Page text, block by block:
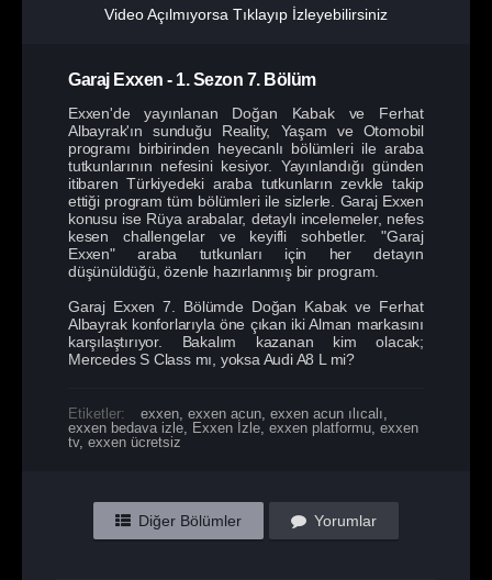
Video Açılmıyorsa Tıklayıp İzleyebilirsiniz
Garaj Exxen - 1. Sezon 7. Bölüm
Exxen'de yayınlanan Doğan Kabak ve Ferhat
Albayrak'ın sunduğu Reality, Yaşam ve Otomobil
programı birbirinden heyecanlı bölümleri ile araba
tutkunlarının nefesini kesiyor. Yayınlandığı günden
itibaren Türkiyedeki araba tutkunların zevkle takip
ettiği program tüm bölümleri ile sizlerle. Garaj Exxen
konusu ise Rüya arabalar, detaylı incelemeler, nefes
kesen challengelar ve keyifli sohbetler. "Garaj
Exxen" araba tutkunları için her detayın
düşünüldüğü, özenle hazırlanmış bir program.
Garaj Exxen 7. Bölümde Doğan Kabak ve Ferhat
Albayrak konforlarıyla öne çıkan iki Alman markasını
karşılaştırıyor. Bakalım kazanan kim olacak;
Mercedes S Class mı, yoksa Audi A8 L mi?
Etiketler: exxen exxen acun exxen acun ılıcalı
exxen bedava izle Exxen İzle exxen platformu exxen
tv, exxen ücretsiz
Diğer Bölümler Yorumlar